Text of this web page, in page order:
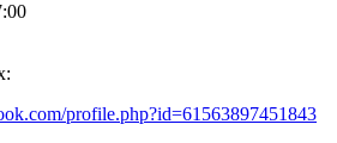
profile.php?id=61563897451843